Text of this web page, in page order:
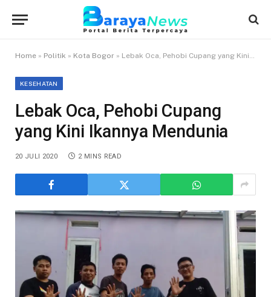
Home » Politik » Kota Bogor » Lebak Oca, Pehobi Cupang yang Kini Ikannya Mendunia
KESEHATAN
Lebak Oca, Pehobi Cupang
yang Kini Ikannya Mendunia
20 JULI 2020 2 MINS READ